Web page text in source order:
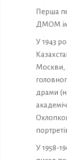
Перша
ДМОМ ім.
У 1943
Москви,
драми
У 1958-